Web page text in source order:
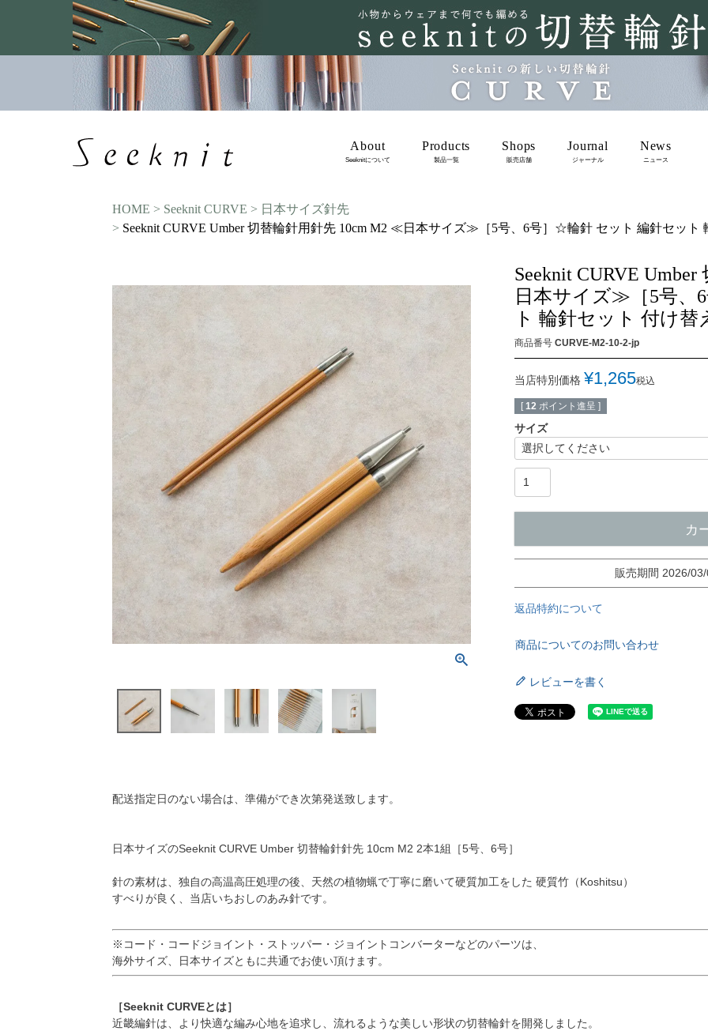
About
Seeknitについて
Products
製品一覧
Shops
販売店舗
Journal
ジャーナル
News
ニュース
HOME Seeknit CURVE
日本サイズ針先
Seeknit CURVE Umber 切替輪針用針先 10cm M2 ≪日本サイズ≫［5号、6号］☆輪針 セット 編針セット
Seeknit CURVE
日本サイズ≫［5号、
ト 輪針セット 付け
商品番号 CURVE-M2-10-2-jp
当店特別価格 ¥1,265税込
[ 12 ポイント進呈 ]
サイズ
カ
販売期間 2026/
返品特約について
商品についてのお問い合わせ
レビューを書く
配送指定日のない場合は、準備ができ次第発送致します。
日本サイズのSeeknit CURVE Umber 切替輪針針先 10cm M2 2本1組［5号、6号］
針の素材は、独自の高温高圧処理の後、天然の植物蝋で丁寧に磨いて硬質加工をした 硬質竹（Koshitsu）
すべりが良く、当店いちおしのあみ針です。
※コード・コードジョイント・ストッパー・ジョイントコンバーターなどのパーツは、
海外サイズ、日本サイズともに共通でお使い頂けます。
［Seeknit CURVEとは］
近畿編針は、より快適な編み心地を追求し、流れるような美しい形状の切替輪針を開発しました。